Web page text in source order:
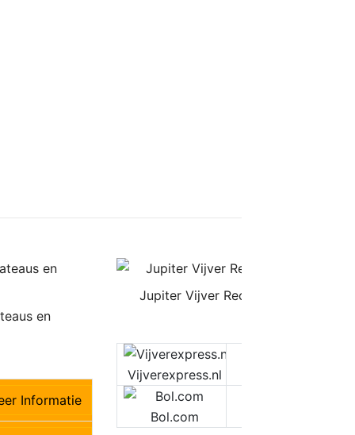
en
Informatie
Jupiter Vijver Rechthoekig 109
Vijverexpress.nl
Bol.com